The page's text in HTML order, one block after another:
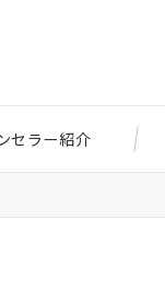
セラー紹介